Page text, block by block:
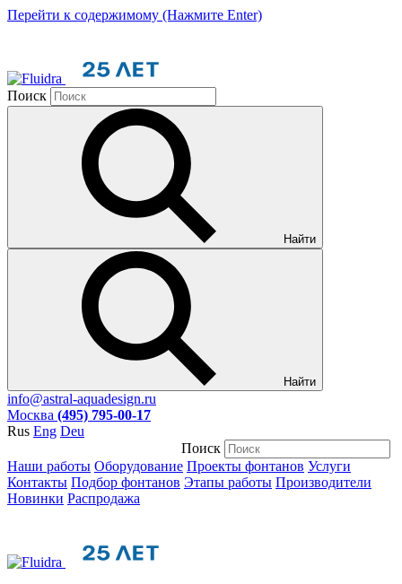
Перейти к содержимому (Нажмите Enter)
Поиск
Найти
Найти
info@astral-aquadesign.ru
Москва (495) 795-00-17
Rus Eng Deu
Поиск
Наши работы Оборудование Проекты фонтанов Услуги
Контакты Подбор фонтанов Этапы работы Производители
Новинки Распродажа